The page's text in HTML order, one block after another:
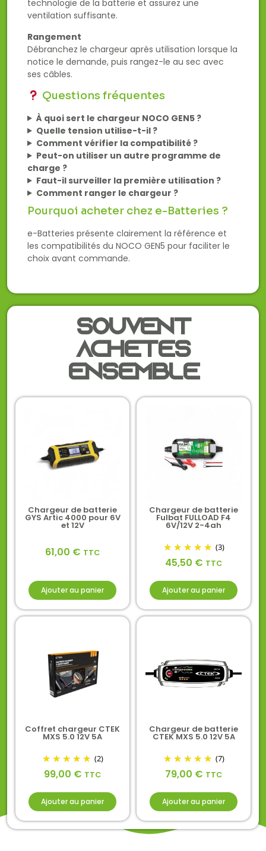
Souvent
achetés
ensemble
Chargeur de batterie
GYS Artic 4000 pour 6V
et 12V
61,00 € TTC
Ajouter au panier
Chargeur de batterie
Fulbat FULLOAD F4
6V/12V 2-4ah
(3)
45,50 € TTC
Ajouter au panier
Coffret chargeur CTEK
MXS 5.0 12V 5A
(2)
99,00 € TTC
Ajouter au panier
Chargeur de batterie
CTEK MXS 5.0 12V 5A
(7)
79,00 € TTC
Ajouter au panier
technologie de la batterie et assurez une
ventilation suffisante.
Rangement
Débranchez le chargeur après utilisation lorsque la
notice le demande, puis rangez-le au sec avec
ses câbles.
Questions fréquentes
À quoi sert le chargeur NOCO GEN5 ?
Quelle tension utilise-t-il ?
Comment vérifier la compatibilité ?
Peut-on utiliser un autre programme de
charge ?
Faut-il surveiller la première utilisation ?
Comment ranger le chargeur ?
Pourquoi acheter chez e-Batteries ?
e-Batteries présente clairement la référence et
les compatibilités du NOCO GEN5 pour faciliter le
choix avant commande.